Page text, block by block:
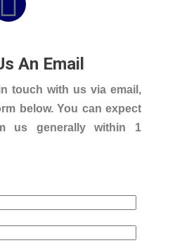
An Email
touch with us via email,
below. You can expect
us generally within 1